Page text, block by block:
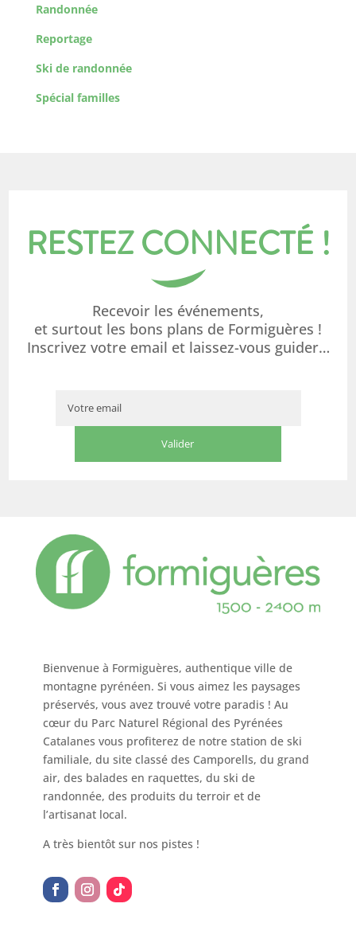
Randonnée
Reportage
Ski de randonnée
Spécial familles
RESTEZ CONNECTÉ !
Recevoir les événements,
et surtout les bons plans de Formiguères !
Inscrivez votre email et laissez-vous guider…
Bienvenue à Formiguères, authentique ville de
montagne pyrénéen. Si vous aimez les paysages
préservés, vous avez trouvé votre paradis ! Au
cœur du Parc Naturel Régional des Pyrénées
Catalanes vous profiterez de notre station de ski
familiale, du site classé des Camporells, du grand
air, des balades en raquettes, du ski de
randonnée, des produits du terroir et de
l’artisanat local.
A très bientôt sur nos pistes !